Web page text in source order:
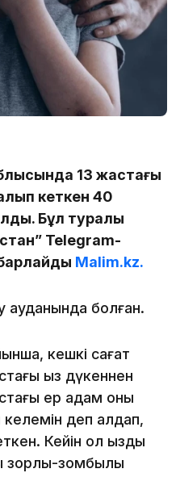
13 жастағы
кеткен 40
Бұл туралы
Telegram-
Malim.kz.
ауданында болған.
кешкі сағат
қыз дүкеннен
ер адам оны
деп алдап,
Кейін ол қызды
зорлық-зомбылық